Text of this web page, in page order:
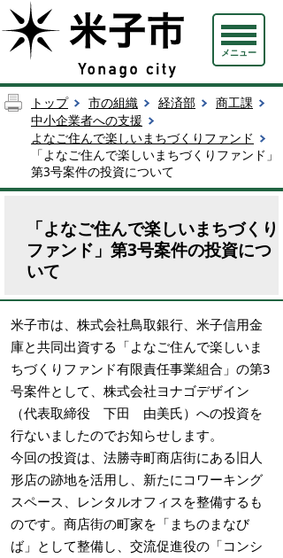
メニュー
トップ 市の組織 経済部
商工課
中小企業者への支援
よなご住んで楽しいまちづくりファンド
「よなご住んで楽しいまちづくりファンド」
第3号案件の投資について
「よなご住んで楽しいまちづくり
ファンド」第3号案件の投資につ
いて
米子市は、株式会社鳥取銀行、米子信用金
庫と共同出資する「よなご住んで楽しいま
ちづくりファンド有限責任事業組合」の第3
号案件として、株式会社ヨナゴデザイン
（代表取締役 下田 由美氏）への投資を
行ないましたのでお知らせします。
今回の投資は、法勝寺町商店街にある旧人
形店の跡地を活用し、新たにコワーキング
スペース、レンタルオフィスを整備するも
のです。商店街の町家を「まちのまなび
ば」として整備し、交流促進役の「コンシ